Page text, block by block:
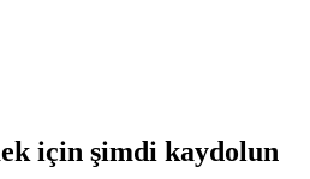
için şimdi kaydolun